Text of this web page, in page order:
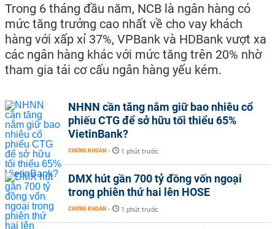
Trong 6 tháng đầu năm, NCB là ngân hàng có
mức tăng trưởng cao nhất về cho vay khách
hàng với xấp xỉ 37%, VPBank và HDBank vượt xa
các ngân hàng khác với mức tăng trên 20% nhờ
tham gia tái cơ cấu ngân hàng yếu kém.
NHNN cần tăng nắm giữ bao nhiêu cổ
phiếu CTG để sở hữu tối thiểu 65%
VietinBank?
CHỨNG KHOÁN - 1 phút trước
DMX hút gần 700 tỷ đồng vốn ngoại
trong phiên thứ hai lên HOSE
CHỨNG KHOÁN - 1 phút trước